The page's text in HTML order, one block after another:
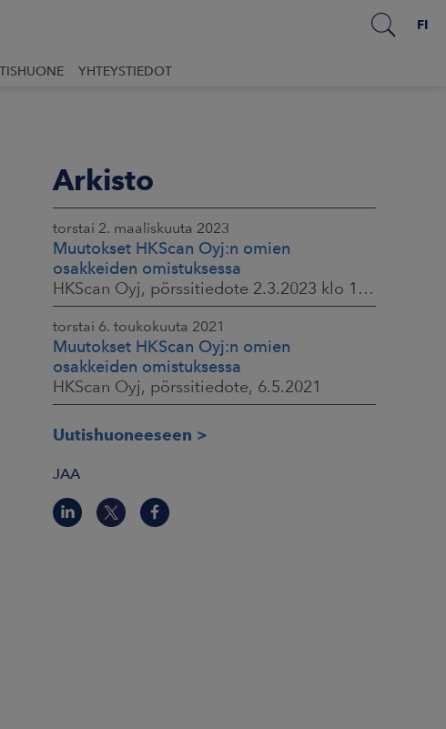
FI
YHTEYSTIEDOT
Arkisto
torstai 2. maaliskuuta 2023
Muutokset HKScan Oyj:n omien
osakkeiden omistuksessa
HKScan Oyj, pörssitiedote 2.3.2023 klo 16.00
torstai 6. toukokuuta 2021
Muutokset HKScan Oyj:n omien
osakkeiden omistuksessa
HKScan Oyj, pörssitiedote, 6.5.2021
Uutishuoneeseen
JAA